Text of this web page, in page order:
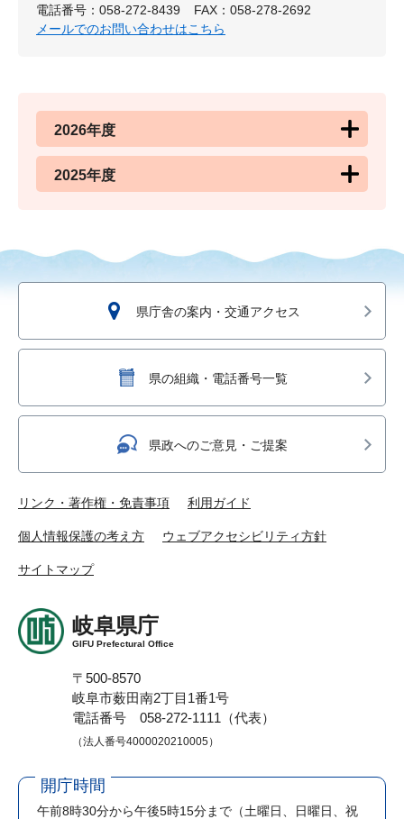
電話番号：058-272-8439
FAX：058-278-2692
メールでのお問い合わせはこちら
2026年度
2025年度
県庁舎の案内・交通アクセス
県の組織・電話番号一覧
県政へのご意見・ご提案
リンク・著作権・免責事項 利用ガイド
個人情報保護の考え方 ウェブアクセシビリティ方針
サイトマップ
岐阜県庁
GIFU Prefectural Office
〒500-8570
岐阜市薮田南2丁目1番1号
電話番号 058-272-1111（代表）
（法人番号4000020210005）
開庁時間
午前8時30分から午後5時15分まで （土曜日、日曜日、祝